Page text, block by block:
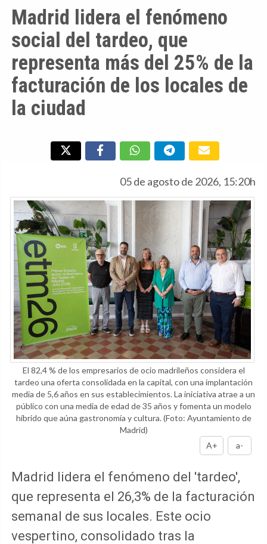
Madrid lidera el fenómeno
social del tardeo, que
representa más del 25% de la
facturación de los locales de
la ciudad
05 de agosto de 2026, 15:20h
El 82,4 % de los empresarios de ocio madrileños considera el
tardeo una oferta consolidada en la capital, con una implantación
media de 5,6 años en sus establecimientos. La iniciativa atrae a un
público con una media de edad de 35 años y fomenta un modelo
híbrido que aúna gastronomía y cultura.(Foto: Ayuntamiento de
Madrid)
A+
a-
Madrid lidera el fenómeno del 'tardeo',
que representa el 26,3% de la facturación
semanal de sus locales. Este ocio
vespertino, consolidado tras la